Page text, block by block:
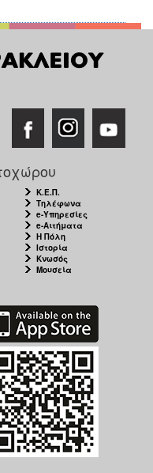
Κ.Ε.Π.
Τηλέφωνα
e-Υπηρεσίες
e-Αιτήματα
Η Πόλη
Ιστορία
Κνωσός
Μουσεία